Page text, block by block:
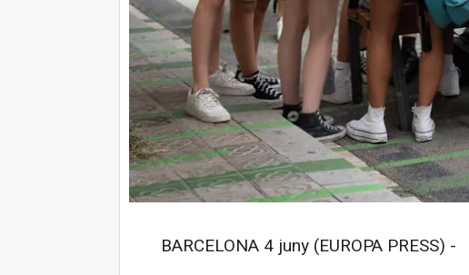
BARCELONA 4 juny (EUROPA PRESS) -